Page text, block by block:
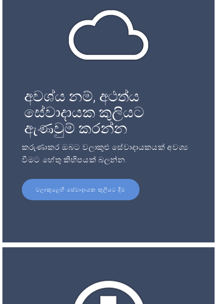
අවශ්ය නම්, අථත්ය
සේවාදායක කුලියට
ඇණවුම් කරන්න
කරුණාකර ඔබට වලාකුළු සේවාදායකයක් අවශ්‍ය
වීමට හේතු කිහිපයක් බලන්න.
වලාකුළෙහි සේවාදායක කුලියට දීම